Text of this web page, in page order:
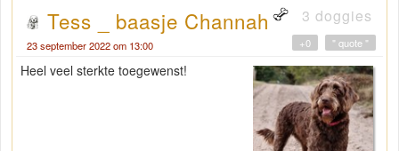
Tess _ baasje Channah 3 doggies
23 september 2022 om 13:00 " quote "
+0
Heel veel sterkte toegewenst!